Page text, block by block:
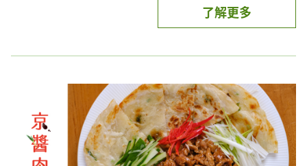
了解更多